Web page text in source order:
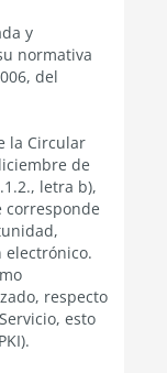
y
normativa
del
la Circular
de
letra b),
corresponde
respecto
esto